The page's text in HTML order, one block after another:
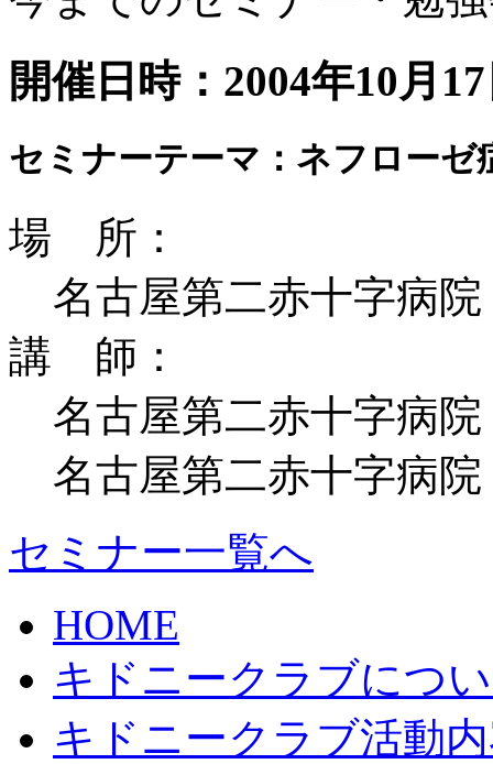
開催日時：2004年10月
セミナーテーマ：ネフローゼ
場 所：
名古屋第二赤十字病
講 師：
名古屋第二赤十字病
名古屋第二赤十字病
セミナー一覧へ
HOME
キドニークラブにつ
キドニークラブ活動